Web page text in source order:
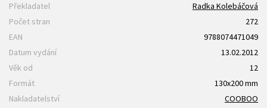
Překladatel
Radka Kolebáčová
Počet stran
272
EAN
9788074471049
Datum vydání
13.02.2012
Věk od
12
Formát
130x200 mm
Nakladatelství
COOBOO